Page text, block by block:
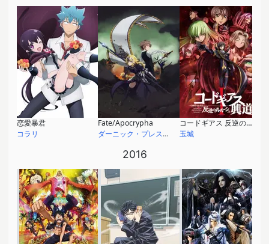
恋愛暴君
コラリ
Fate/Apocrypha
ダーニック・プレストーン・ユグドミレニア
コードギアス 反逆のルルーシュI 興道
玉城
2016